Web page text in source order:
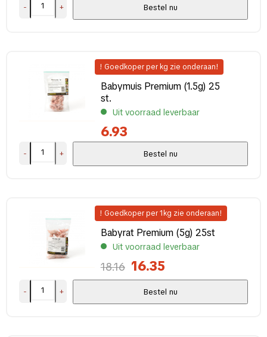
- + Bestel nu
! Goedkoper per kg zie onderaan!
Babymuis Premium (1.5g) 25
st.
Uit voorraad leverbaar
6.93
- + Bestel nu
! Goedkoper per 1kg zie onderaan!
Babyrat Premium (5g) 25st
Uit voorraad leverbaar
18.16 16.35
- + Bestel nu